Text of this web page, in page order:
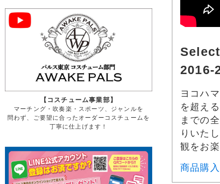
2016-
ヨコハ
を超え
までの
りいた
観をお
商品購
【コスチューム事業部】
マーチング・吹奏楽・スポーツ、ジャンルを
問わず、ご要望に合ったオーダーコスチュームを
丁寧に仕上げます！